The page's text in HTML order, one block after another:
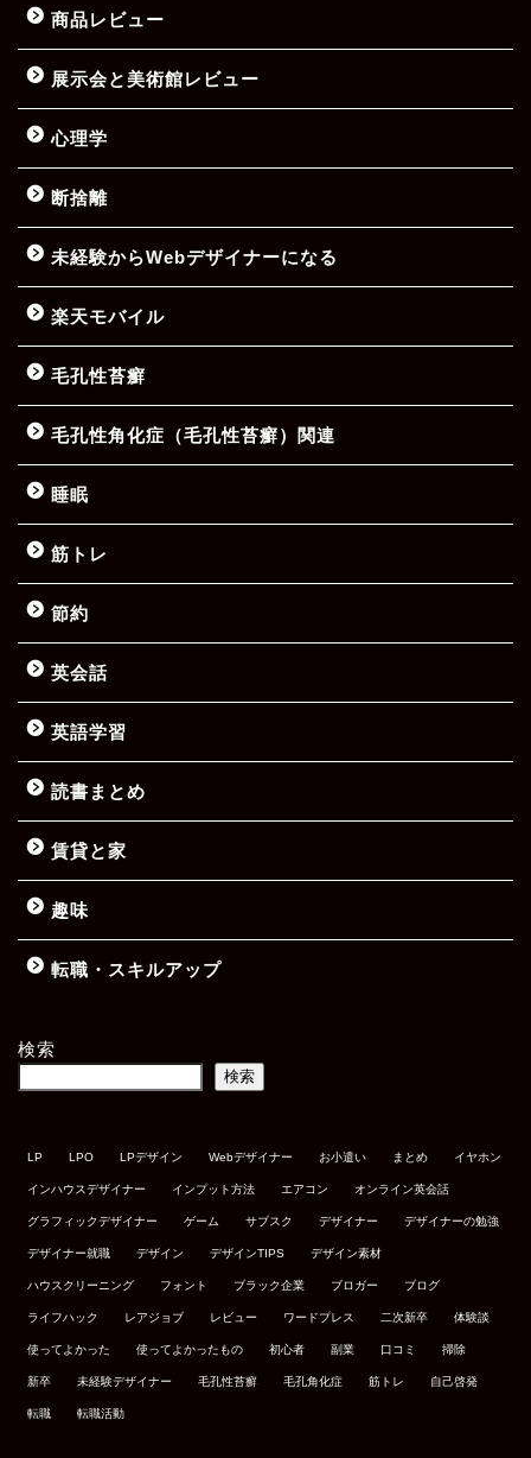
商品レビュー
展示会と美術館レビュー
心理学
断捨離
未経験からWebデザイナーになる
楽天モバイル
毛孔性苔癬
毛孔性角化症（毛孔性苔癬）関連
睡眠
筋トレ
節約
英会話
英語学習
読書まとめ
賃貸と家
趣味
転職・スキルアップ
検索
検索
LP LPO LPデザイン Webデザイナー お小遣い まとめ イヤホン
インハウスデザイナー インプット方法 エアコン オンライン英会話
グラフィックデザイナー ゲーム サブスク デザイナー デザイナーの勉強
デザイナー就職 デザイン デザインTIPS デザイン素材
ハウスクリーニング フォント ブラック企業 ブロガー ブログ
ライフハック レアジョブ レビュー ワードプレス 二次新卒 体験談
使ってよかった 使ってよかったもの 初心者 副業 口コミ 掃除
新卒 未経験デザイナー 毛孔性苔癬 毛孔角化症 筋トレ 自己啓発
転職 転職活動